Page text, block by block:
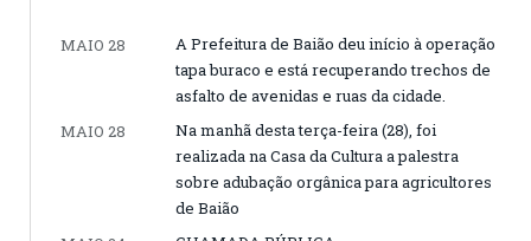
MAIO 28
A Prefeitura de Baião deu início à operação
tapa buraco e está recuperando trechos de
asfalto de avenidas e ruas da cidade.
MAIO 28
Na manhã desta terça-feira (28), foi
realizada na Casa da Cultura a palestra
sobre adubação orgânica para agricultores
de Baião